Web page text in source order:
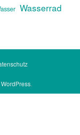
Wasserrad
WordPress.